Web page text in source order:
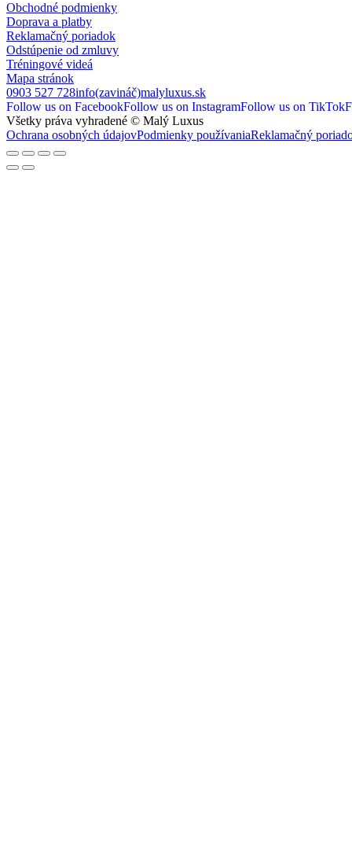
Obchodné podmienky
Doprava a platby
Reklamačný poriadok
Odstúpenie od zmluvy
Tréningové videá
Mapa stránok
0903 527 728info(zavináč)malyluxus.sk
Follow us on FacebookFollow us on InstagramFollow us on TikTok
Všetky práva vyhradené © Malý Luxus
Ochrana osobných údajovPodmienky používaniaReklamačný